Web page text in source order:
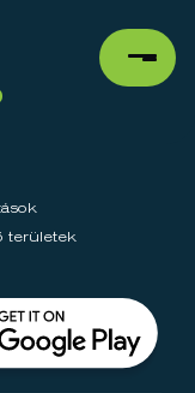
területek